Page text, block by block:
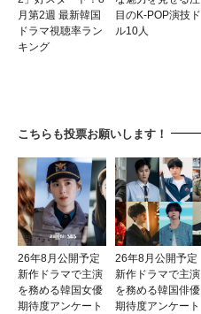
月第2週 最新韓国
ドラマ視聴率ラン
キング
目のK-POP演技ド
ル10人
こちらも投票お願いします！
26年8月公開予定
新作ドラマで主演
を務める韓国女優
期待度アンケート
26年8月公開予定
新作ドラマで主演
を務める韓国俳優
期待度アンケート